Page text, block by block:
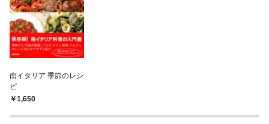
南イタリア 季節のレシ
ピ
1,650